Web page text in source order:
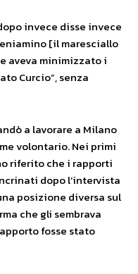
invece disse invece
[il maresciallo
aveva minimizzato i
Curcio”, senza
a lavorare a Milano
volontario. Nei primi
riferito che i rapporti
dopo l’intervista
posizione diversa sul
che gli sembrava
fosse stato